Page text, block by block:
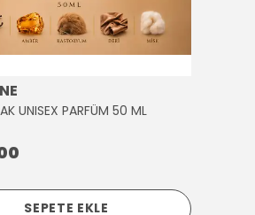
UNISEX PARFÜM 50 ML
SEPETE EKLE